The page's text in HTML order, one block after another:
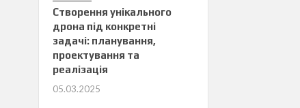
Створення унікального
дрона під конкретні
задачі: планування,
проектування та
реалізація
05.03.2025